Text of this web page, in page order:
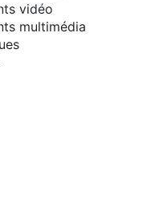
vidéo
multimédia